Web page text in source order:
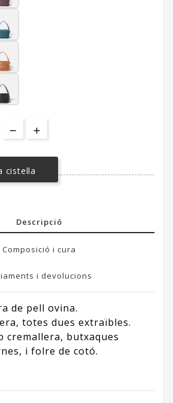
cistella
Descripció
Composició i cura
i devolucions
de pell ovina.
totes dues extraïbles.
cremallera, butxaques
i folre de cotó.